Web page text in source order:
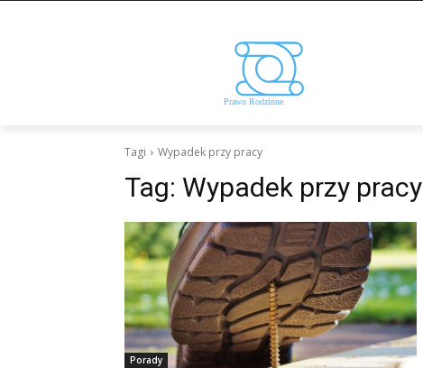
Tagi Wypadek przy pracy
Tag: Wypadek przy pracy
Porady